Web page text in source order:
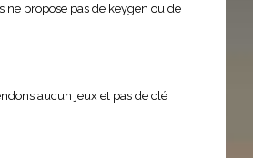
ne propose pas de keygen ou de
aucun jeux et pas de clé